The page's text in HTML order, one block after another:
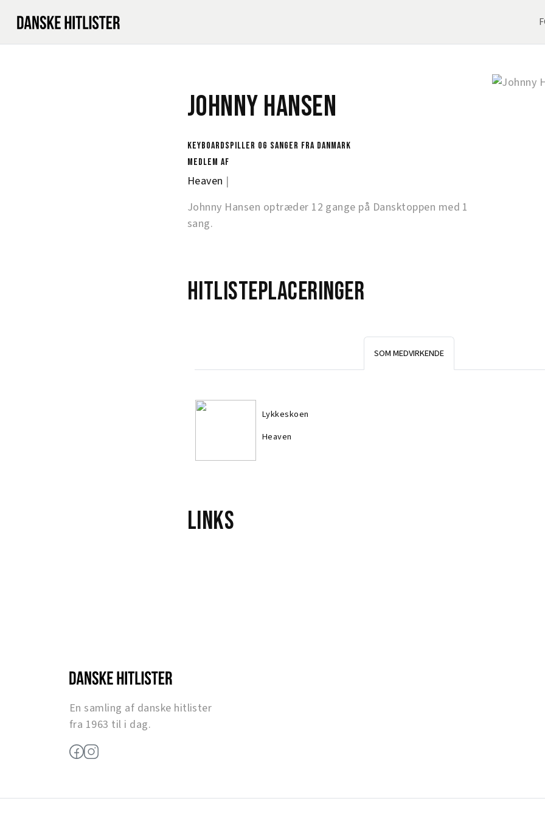
Johnny Hansen
Keyboardspiller og sanger fra Danmark
Medlem af
Heaven |
Johnny Hansen optræder 12 gange på Dansktoppen med 1
sang.
Hitlisteplaceringer
SOM MEDVIRKENDE
Lykkeskoen
Heaven
Links
En samling af danske hitlister
fra 1963 til i dag.